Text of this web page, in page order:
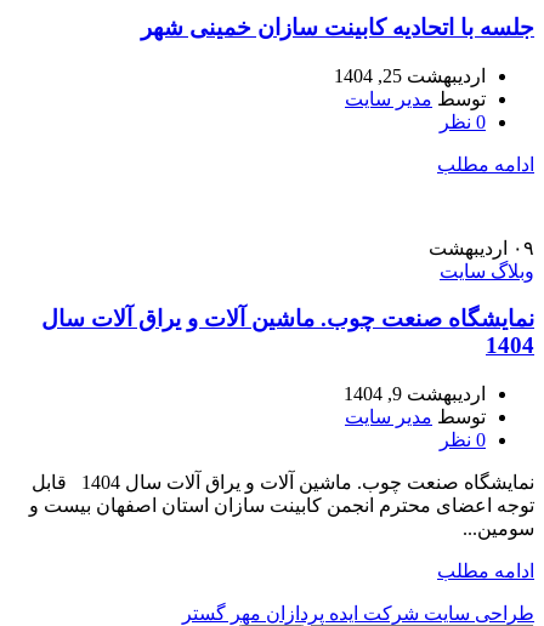
جلسه با اتحادیه کابینت سازان خمینی شهر
اردیبهشت 25, 1404
توسط مدیر سایت
0 نظر
ادامه مطلب
۰۹
اردیبهشت
وبلاگ سایت
نمایشگاه صنعت چوب. ماشین آلات و یراق آلات سال
1404
اردیبهشت 9, 1404
توسط مدیر سایت
0 نظر
نمایشگاه صنعت چوب. ماشین آلات و یراق آلات سال 1404 قابل
توجه اعضای محترم انجمن کابینت سازان استان اصفهان بیست و
سومین...
ادامه مطلب
طراحی سایت شرکت ایده پردازان مهر گستر